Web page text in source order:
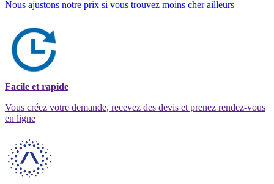
Nous ajustons notre prix si vous trouvez moins cher ailleurs
Facile et rapide
Vous créez votre demande, recevez des devis et prenez rendez-vous
en ligne